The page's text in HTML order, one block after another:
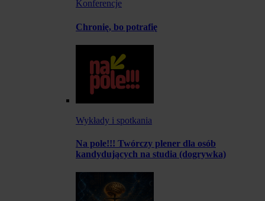
Konferencje
Chronię, bo potrafię
Wykłady i spotkania
Na pole!!! Twórczy plener dla osób
kandydujących na studia (dogrywka)